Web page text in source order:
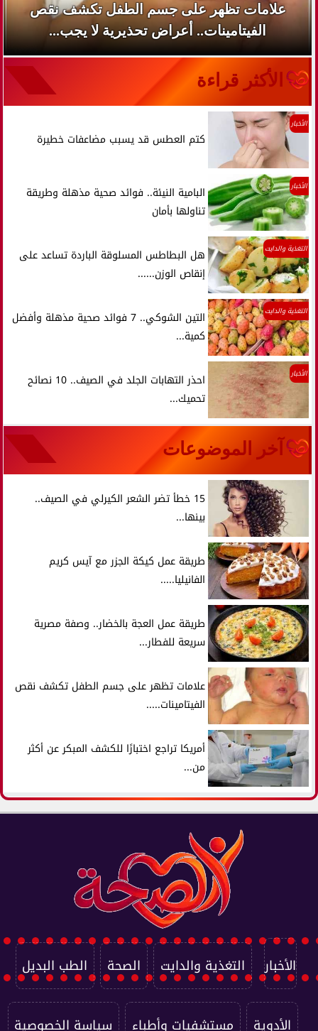
علامات تظهر على جسم الطفل تكشف نقص
الفيتامينات.. أعراض تحذيرية لا يجب...
الأكثر قراءة
الأخبار
كتم العطس قد يسبب مضاعفات خطيرة
الأخبار
البامية النيئة.. فوائد صحية مذهلة وطريقة
تناولها بأمان
التغذية والدايت
هل البطاطس المسلوقة الباردة تساعد على
إنقاص الوزن......
التغذية والدايت
التين الشوكي.. 7 فوائد صحية مذهلة وأفضل
كمية...
الأخبار
احذر التهابات الجلد في الصيف.. 10 نصائح
تحميك...
آخر الموضوعات
15 خطأ تضر الشعر الكيرلي في الصيف..
بينها...
طريقة عمل كيكة الجزر مع آيس كريم
الفانيليا.....
طريقة عمل العجة بالخضار.. وصفة مصرية
سريعة للفطار...
علامات تظهر على جسم الطفل تكشف نقص
الفيتامينات.....
أمريكا تراجع اختبارًا للكشف المبكر عن أكثر
من...
الأخبار التغذية والدايت الصحة الطب البديل
الأدوية مستشفيات وأطباء سياسة الخصوصية